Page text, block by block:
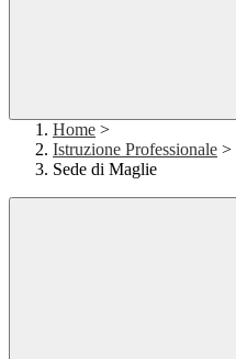
Home >
Istruzione Professionale >
Sede di Maglie